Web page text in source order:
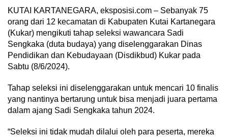
KUTAI KARTANEGARA, eksposisi.com – Sebanyak 75
orang dari 12 kecamatan di Kabupaten Kutai Kartanegara
(Kukar) mengikuti tahap seleksi wawancara Sadi
Sengkaka (duta budaya) yang diselenggarakan Dinas
Pendidikan dan Kebudayaan (Disdikbud) Kukar pada
Sabtu (8/6/2024).
Tahap seleksi ini diselenggarakan untuk mencari 10 finalis
yang nantinya bertarung untuk bisa menjadi juara pertama
dalam ajang Sadi Sengkaka tahun 2024.
“Seleksi ini tidak mudah dilalui oleh para peserta, mereka